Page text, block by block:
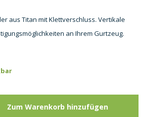
aus Titan mit Klettverschluss. Vertikale
an Ihrem Gurtzeug.
Zum Warenkorb hinzufügen